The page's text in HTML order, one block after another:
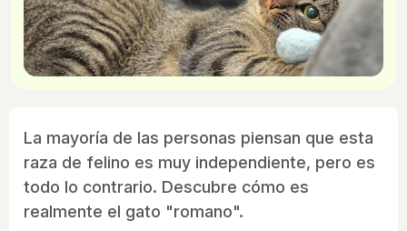
La mayoría de las personas piensan que esta
raza de felino es muy independiente, pero es
todo lo contrario. Descubre cómo es
realmente el gato "romano".